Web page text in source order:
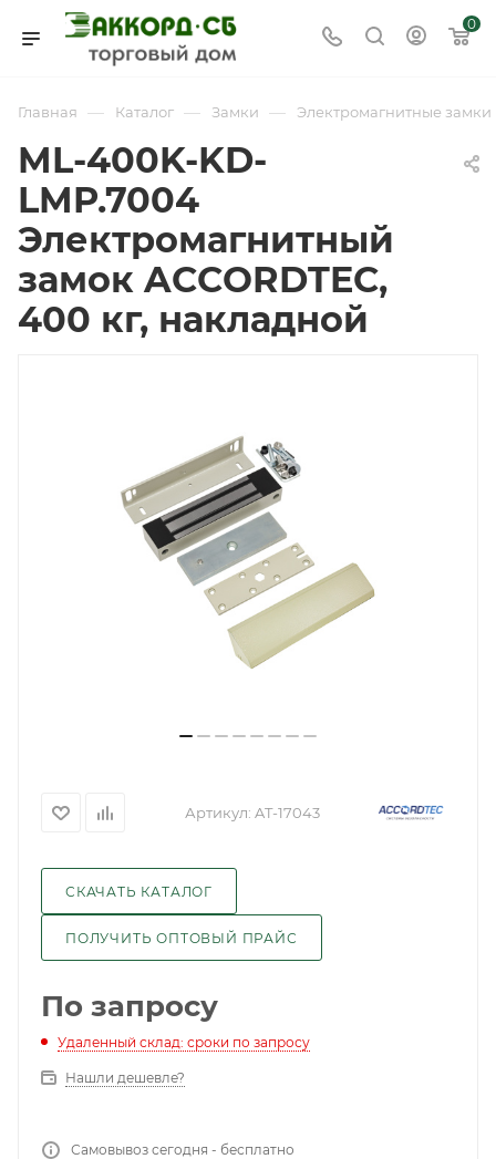
0
Главная — Каталог — Замки — Электромагнитные замки
ML-400K-KD-
LMP.7004
Электромагнитный
замок ACCORDTEC,
400 кг, накладной
Артикул: AT-17043
СКАЧАТЬ КАТАЛОГ
ПОЛУЧИТЬ ОПТОВЫЙ ПРАЙС
По запросу
Удаленный склад: сроки по запросу
Нашли дешевле?
Самовывоз сегодня - бесплатно